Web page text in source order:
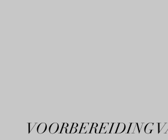
VOORBEREIDING